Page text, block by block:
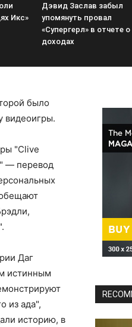
Икс»
Дэвид Заслав забыл
упомянуть провал
«Супергерл» в отчете о
доходах
было
видеоигры.
"Clive
— перевод
Даг
истинным
из ада",
историю, в